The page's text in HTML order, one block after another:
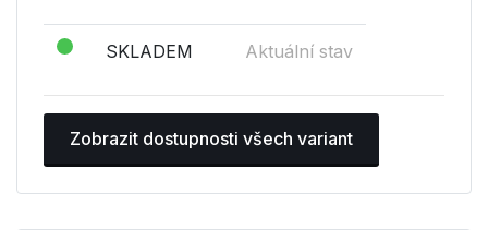
SKLADEM Aktuální stav
Zobrazit dostupnosti všech variant